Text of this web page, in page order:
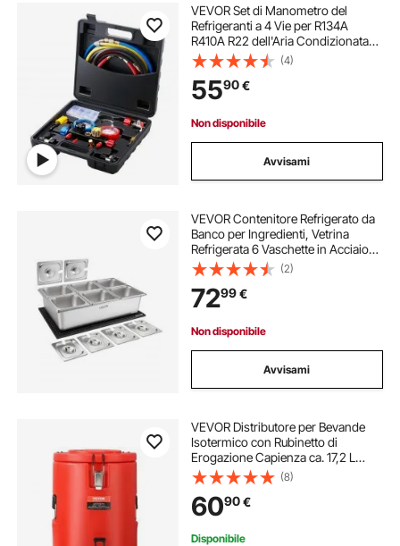
VEVOR Set di Manometro del
Refrigeranti a 4 Vie per R134A
R410A R22 dell'Aria Condizionata
Uso Automobilistico, Set Indicatore
del Collettore AC 3 Adattatori per
Refrigeranti con Valigetta
31x30x8,5cm
(4)
5590€
Non disponibile
Avvisami
VEVOR Contenitore Refrigerato da
Banco per Ingredienti, Vetrina
Refrigerata 6 Vaschette in Acciaio
Inox per Ingredienti Alimenti con
Coperchi Separati Frutta Insalata
Buffet Freddi, Catering Hotel
(2)
7299€
Non disponibile
Avvisami
VEVOR Distributore per Bevande
Isotermico con Rubinetto di
Erogazione Capienza ca. 17,2 L
Materiale Alimentare per Buffet
Festa Evento, Contenitore
Isotermico per Distribuzione
Bevande Calde / Fredde
(8)
6090€
Disponibile